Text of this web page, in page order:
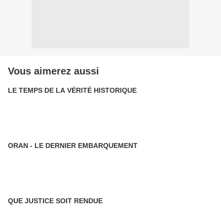
Vous aimerez aussi
LE TEMPS DE LA VÉRITÉ HISTORIQUE
ORAN - LE DERNIER EMBARQUEMENT
QUE JUSTICE SOIT RENDUE